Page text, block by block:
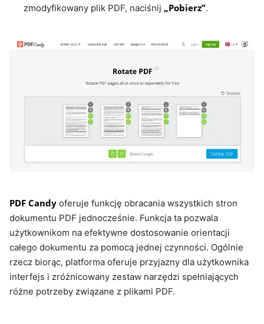
zmodyfikowany plik PDF, naciśnij „Pobierz”.
PDF Candy oferuje funkcję obracania wszystkich stron
dokumentu PDF jednocześnie. Funkcja ta pozwala
użytkownikom na efektywne dostosowanie orientacji
całego dokumentu za pomocą jednej czynności. Ogólnie
rzecz biorąc, platforma oferuje przyjazny dla użytkownika
interfejs i zróżnicowany zestaw narzędzi spełniających
różne potrzeby związane z plikami PDF.